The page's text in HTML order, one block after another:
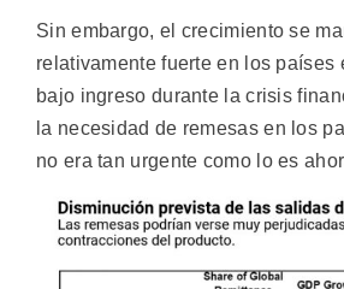
Sin embargo, el crecimiento se
relativamente fuerte en los países
bajo ingreso durante la crisis
la necesidad de remesas en los
no era tan urgente como lo es